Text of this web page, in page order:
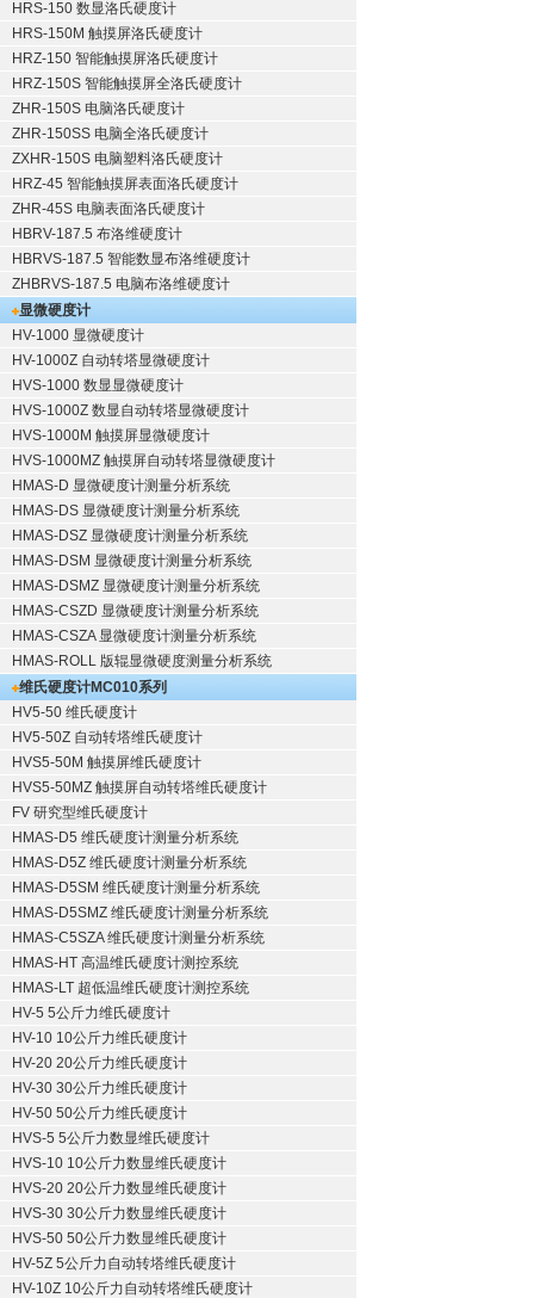
HRS-150 数显洛氏硬度计
HRS-150M 触摸屏洛氏硬度计
HRZ-150 智能触摸屏洛氏硬度计
HRZ-150S 智能触摸屏全洛氏硬度计
ZHR-150S 电脑洛氏硬度计
ZHR-150SS 电脑全洛氏硬度计
ZXHR-150S 电脑塑料洛氏硬度计
HRZ-45 智能触摸屏表面洛氏硬度计
ZHR-45S 电脑表面洛氏硬度计
HBRV-187.5 布洛维硬度计
HBRVS-187.5 智能数显布洛维硬度计
ZHBRVS-187.5 电脑布洛维硬度计
显微硬度计
HV-1000 显微硬度计
HV-1000Z 自动转塔显微硬度计
HVS-1000 数显显微硬度计
HVS-1000Z 数显自动转塔显微硬度计
HVS-1000M 触摸屏显微硬度计
HVS-1000MZ 触摸屏自动转塔显微硬度计
HMAS-D 显微硬度计测量分析系统
HMAS-DS 显微硬度计测量分析系统
HMAS-DSZ 显微硬度计测量分析系统
HMAS-DSM 显微硬度计测量分析系统
HMAS-DSMZ 显微硬度计测量分析系统
HMAS-CSZD 显微硬度计测量分析系统
HMAS-CSZA 显微硬度计测量分析系统
HMAS-ROLL 版辊显微硬度测量分析系统
维氏硬度计MC010系列
HV5-50 维氏硬度计
HV5-50Z 自动转塔维氏硬度计
HVS5-50M 触摸屏维氏硬度计
HVS5-50MZ 触摸屏自动转塔维氏硬度计
FV 研究型维氏硬度计
HMAS-D5 维氏硬度计测量分析系统
HMAS-D5Z 维氏硬度计测量分析系统
HMAS-D5SM 维氏硬度计测量分析系统
HMAS-D5SMZ 维氏硬度计测量分析系统
HMAS-C5SZA 维氏硬度计测量分析系统
HMAS-HT 高温维氏硬度计测控系统
HMAS-LT 超低温维氏硬度计测控系统
HV-5 5公斤力维氏硬度计
HV-10 10公斤力维氏硬度计
HV-20 20公斤力维氏硬度计
HV-30 30公斤力维氏硬度计
HV-50 50公斤力维氏硬度计
HVS-5 5公斤力数显维氏硬度计
HVS-10 10公斤力数显维氏硬度计
HVS-20 20公斤力数显维氏硬度计
HVS-30 30公斤力数显维氏硬度计
HVS-50 50公斤力数显维氏硬度计
HV-5Z 5公斤力自动转塔维氏硬度计
HV-10Z 10公斤力自动转塔维氏硬度计